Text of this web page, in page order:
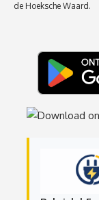
de Hoeksche Waard.